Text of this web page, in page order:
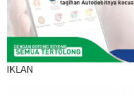
IKLAN